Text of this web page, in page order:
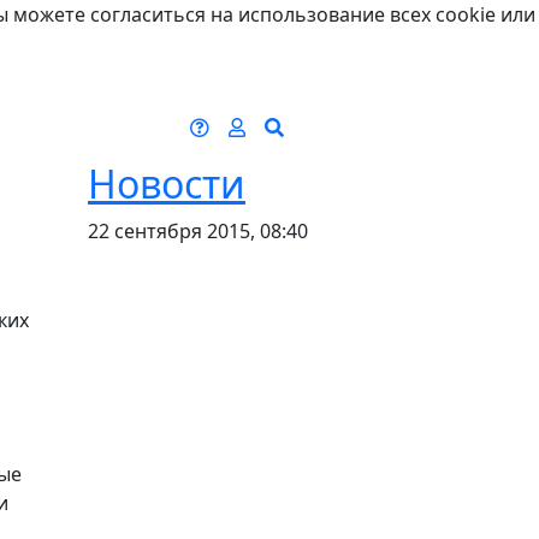
согласиться на использование всех cookie или
Новости
22 сентября 2015, 08:40